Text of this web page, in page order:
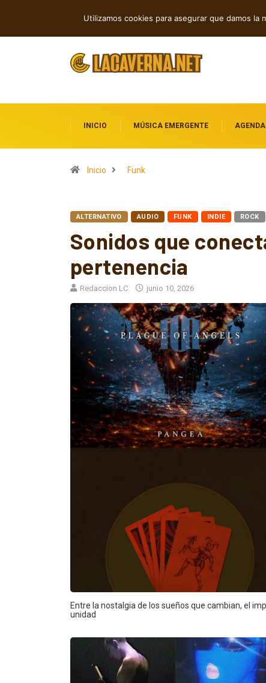
INICIO MÚSICA EMERGENTE AGENDA
Inicio Funk
ALTERNATIVO AUDIO FUNK INDIE ROCK
Sonidos que
pertenencia
Redaccion LC junio 10, 2026
Entre la nostalgia de los sueños que cambian, el
unidad
Utilizamos cookies para asegurar que damos